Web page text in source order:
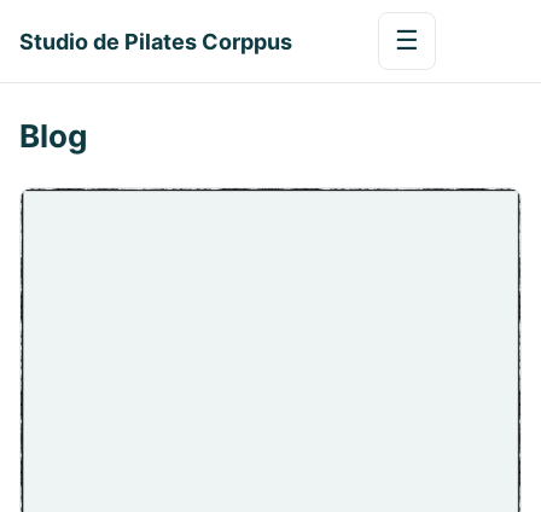
Studio de Pilates Corppus ☰
Blog